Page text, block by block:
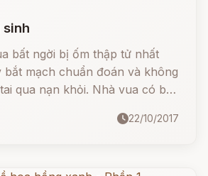
bất ngời bị ốm thập tử nhất
bắt mạch chuẩn đoán và không
qua nạn khỏi. Nhà vua có ba
nhau ra vườn thượng uyển22/10/2017